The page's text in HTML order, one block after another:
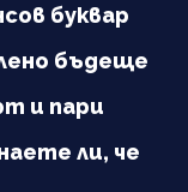
буквар
бъдеще
и пари
ли, че